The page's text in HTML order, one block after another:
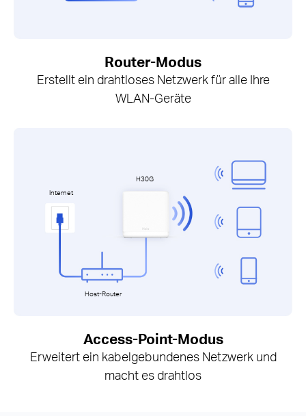
Router-Modus
Erstellt ein drahtloses Netzwerk für alle Ihre
WLAN-Geräte
Internet
H30G
Host-Router
Access-Point-Modus
Erweitert ein kabelgebundenes Netzwerk und
macht es drahtlos